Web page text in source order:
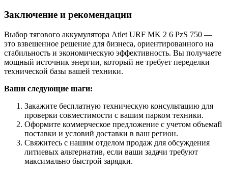
Заключение и рекомендации
Выбор тягового аккумулятора Atlet URF MK 2 6 PzS 750 —
это взвешенное решение для бизнеса, ориентированного на
стабильность и экономическую эффективность. Вы получаете
мощный источник энергии, который не требует переделки
технической базы вашей техники.
Ваши следующие шаги:
Закажите бесплатную техническую консультацию для
проверки совместимости с вашим парком техники.
Оформите коммерческое предложение с учетом объемаfl
поставки и условий доставки в ваш регион.
Свяжитесь с нашим отделом продаж для обсуждения
литиевых альтернатив, если ваши задачи требуют
максимально быстрой зарядки.